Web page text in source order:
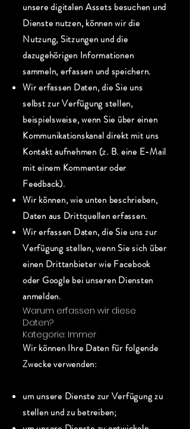
unsere digitalen Assets besuchen und
Dienste nutzen, können wir die
Nutzung, Sitzungen und die
dazugehörigen Informationen
sammeln, erfassen und speichern.
Wir erfassen Daten, die Sie uns
selbst zur Verfügung stellen,
beispielsweise, wenn Sie über einen
Kommunikationskanal direkt mit uns
Kontakt aufnehmen (z. B. eine E-Mail
mit einem Kommentar oder
Feedback).
Wir können, wie unten beschrieben,
Daten aus Drittquellen erfassen.
Wir erfassen Daten, die Sie uns zur
Verfügung stellen, wenn Sie sich über
einen Drittanbieter wie Facebook
oder Google bei unseren Diensten
anmelden.
Warum erfassen wir diese
Daten?
Kategorie: Immer
Wir können Ihre Daten für folgende
Zwecke verwenden:
um unsere Dienste zur Verfügung zu
stellen und zu betreiben;